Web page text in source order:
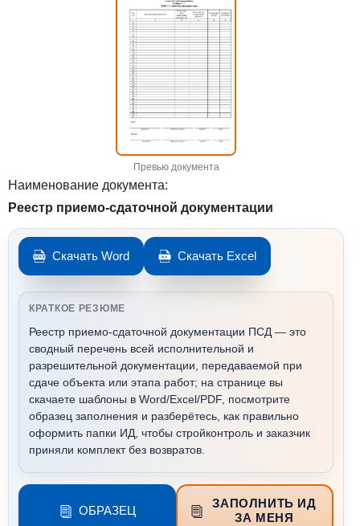
Превью документа
Наименование документа:
Реестр приемо-сдаточной документации
Скачать Word Скачать Excel
КРАТКОЕ РЕЗЮМЕ
Реестр приемо-сдаточной документации ПСД — это
сводный перечень всей исполнительной и
разрешительной документации, передаваемой при
сдаче объекта или этапа работ; на странице вы
скачаете шаблоны в Word/Excel/PDF, посмотрите
образец заполнения и разберётесь, как правильно
оформить папки ИД, чтобы стройконтроль и заказчик
приняли комплект без возвратов.
ОБРАЗЕЦ
ЗАПОЛНИТЬ ИД
ЗА МЕНЯ